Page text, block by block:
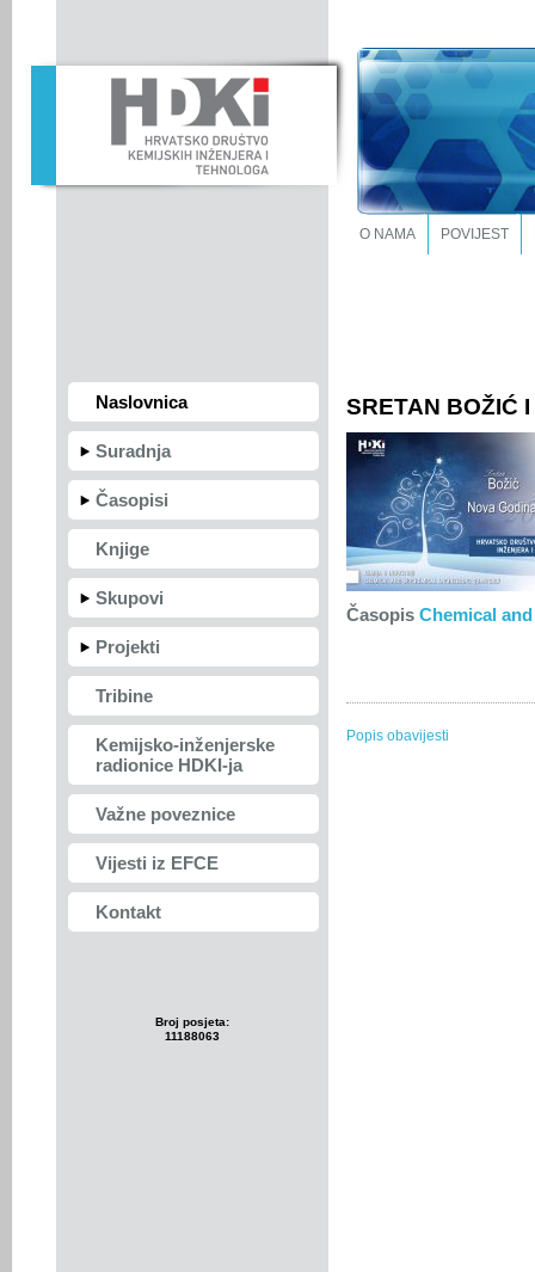
O NAMA POVIJEST
Naslovnica
Suradnja
Časopisi
Knjige
Skupovi
Projekti
Tribine
Kemijsko-inženjerske
radionice HDKI-ja
Važne poveznice
Vijesti iz EFCE
Kontakt
Broj posjeta:
11188063
SRETAN BOŽIĆ
Časopis Chemical
Popis obavijesti